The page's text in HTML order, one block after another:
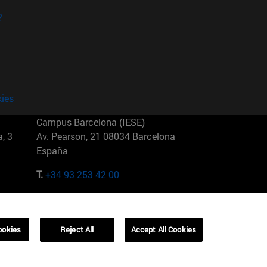
3
Campus Barcelona (IESE)
Av. Pearson, 21 08034 Barcelona
España
T.+34 93 253 42 00
01321001 Bela Vista Brasil
Reject All Accept All Cookies